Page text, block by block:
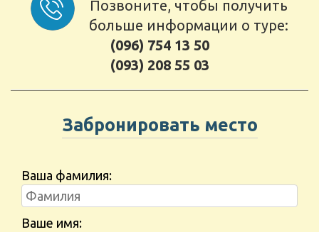
Позвоните, чтобы получить
больше информации о туре:
(096) 754 13 50
(093) 208 55 03
Забронировать место
Ваша фамилия:
Ваше имя: